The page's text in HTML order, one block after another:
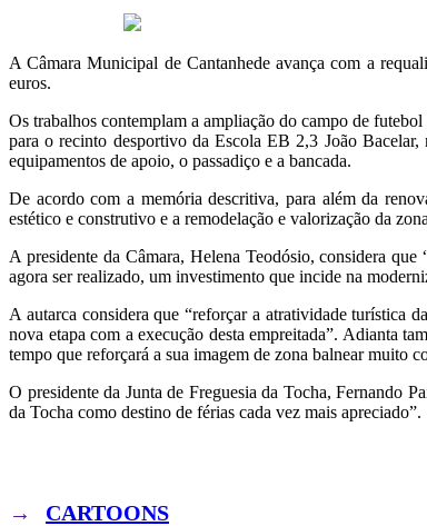
A Câmara Municipal de Cantanhede avança com a
euros.
Os trabalhos contemplam a ampliação do campo de
para o recinto desportivo da Escola EB 2,3 João Bacelar,
equipamentos de apoio, o passadiço e a bancada.
De acordo com a memória descritiva, para além da
estético e construtivo e a remodelação e valorização da
A presidente da Câmara, Helena Teodósio, considera
agora ser realizado, um investimento que incide na
A autarca considera que “reforçar a atratividade turística
nova etapa com a execução desta empreitada”. Adianta
tempo que reforçará a sua imagem de zona balnear muito
O presidente da Junta de Freguesia da Tocha, Fernando
da Tocha como destino de férias cada vez mais apreciado”.
→ CARTOONS